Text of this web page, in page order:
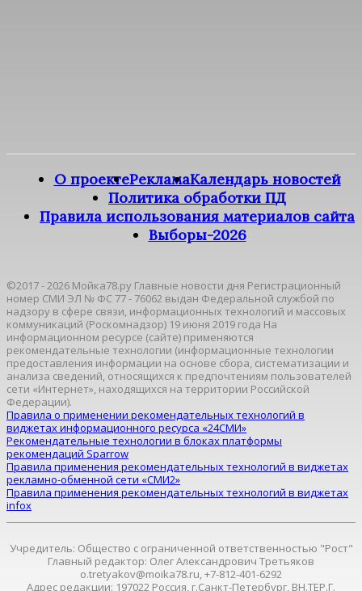
О проектеРекламаКалендарь новостей
Политика обработки ПД
Правила использования материалов сайта
Выборы-2026
©2017 - 2026 Мойка78.ру Главные новости дня Регистрационный
номер СМИ ЭЛ № ФС 77 - 76062 выдан Федеральной службой по
надзору в сфере связи, информационных технологий и массовых
коммуникаций (Роскомнадзор) 19 июня 2019 года На
информационном ресурсе (сайте) применяются
рекомендательные технологии (информационные технологии
предоставления информации на основе сбора, систематизации и
анализа сведений, относящихся к предпочтениям пользователей
сети «Интернет», находящихся на территории Российской
Федерации).
Правила о применении рекомендательных технологий в
виджетах информационного ресурса «24СМИ»
Рекомендательные технологии в блоках платформы
рекомендаций Sparrow
Правила применения рекомендательных технологий в виджетах
рекламно-обменной сети «СМИ2»
Правила применения рекомендательных технологий в виджетах
infox
Учредитель: Общество с ограниченной ответственностью "Рост"
Главный редактор: Олег Александрович Третьяков
o.tretyakov@moika78.ru, +7-812-401-6292
Адрес редакции: 197022 Россия, г.Санкт-Петербург, ВН.ТЕР.Г.